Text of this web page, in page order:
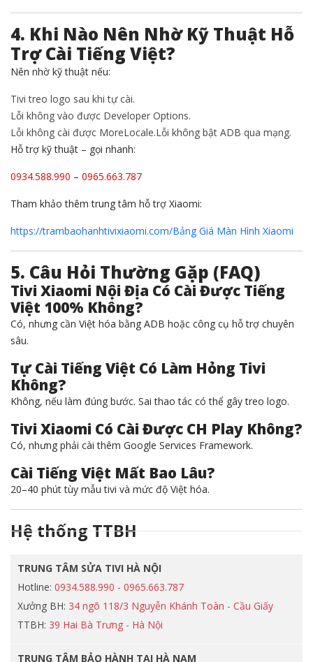
4. Khi Nào Nên Nhờ Kỹ Thuật Hỗ
Trợ Cài Tiếng Việt?
Nên nhờ kỹ thuật nếu:
Tivi treo logo sau khi tự cài.
Lỗi không vào được Developer Options.
Lỗi không cài được MoreLocale.Lỗi không bật ADB qua mạng.
Hỗ trợ kỹ thuật – gọi nhanh:
0934.588.990 – 0965.663.787
Tham khảo thêm trung tâm hỗ trợ Xiaomi:
https://trambaohanhtivixiaomi.com/Bảng Giá Màn Hình Xiaomi
5. Câu Hỏi Thường Gặp (FAQ)
Tivi Xiaomi Nội Địa Có Cài Được Tiếng
Việt 100% Không?
Có, nhưng cần Việt hóa bằng ADB hoặc công cụ hỗ trợ chuyên
sâu.
Tự Cài Tiếng Việt Có Làm Hỏng Tivi
Không?
Không, nếu làm đúng bước. Sai thao tác có thể gây treo logo.
Tivi Xiaomi Có Cài Được CH Play Không?
Có, nhưng phải cài thêm Google Services Framework.
Cài Tiếng Việt Mất Bao Lâu?
20–40 phút tùy mẫu tivi và mức độ Việt hóa.
Hệ thống TTBH
TRUNG TÂM SỬA TIVI HÀ NỘI
Hotline: 0934.588.990 - 0965.663.787
Xưởng BH: 34 ngõ 118/3 Nguyễn Khánh Toàn - Cầu Giấy
TTBH: 39 Hai Bà Trưng - Hà Nội
TRUNG TÂM BẢO HÀNH TẠI HÀ NAM